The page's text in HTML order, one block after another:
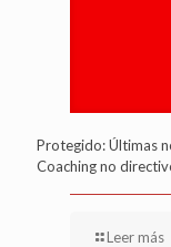
Protegido: Últimas
Coaching no
Leer más